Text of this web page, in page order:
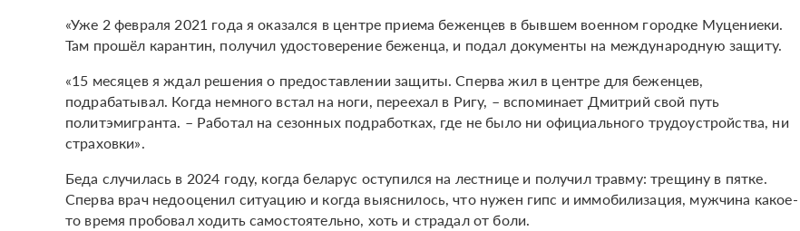
«Уже 2 февраля 2021 года я оказался в центре приема беженцев в бывшем военном городке Муцениеки.
Там прошёл карантин, получил удостоверение беженца, и подал документы на международную защиту.
«15 месяцев я ждал решения о предоставлении защиты. Сперва жил в центре для беженцев,
подрабатывал. Когда немного встал на ноги, переехал в Ригу, – вспоминает Дмитрий свой путь
политэмигранта. – Работал на сезонных подработках, где не было ни официального трудоустройства, ни
страховки».
Беда случилась в 2024 году, когда беларус оступился на лестнице и получил травму: трещину в пятке.
Сперва врач недооценил ситуацию и когда выяснилось, что нужен гипс и иммобилизация, мужчина какое-
то время пробовал ходить самостоятельно, хоть и страдал от боли.